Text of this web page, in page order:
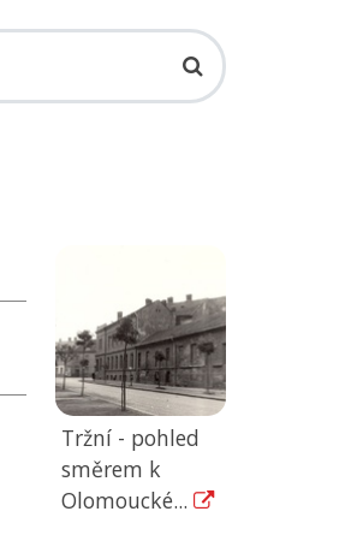
Tržní - pohled
směrem k
Olomoucké...